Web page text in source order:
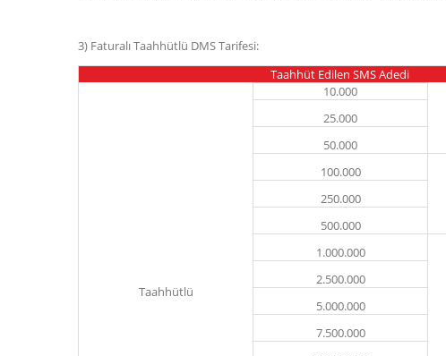
3) Faturalı Taahhütlü DMS Tarifesi:
Taahhüt Edilen SMS Adedi
Taahhütlü
10.000
25.000
50.000
100.000
250.000
500.000
1.000.000
2.500.000
5.000.000
7.500.000